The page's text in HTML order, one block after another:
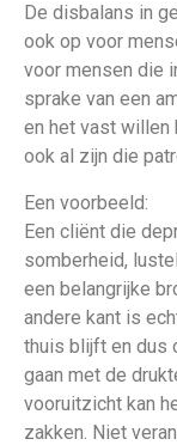
De disbalans in
ook op voor
voor mensen die
sprake van een
en het vast willen
ook al zijn die
Een voorbeeld:
Een cliënt die
somberheid,
een belangrijke
andere kant is
thuis blijft en dus
gaan met de
vooruitzicht kan
zakken. Niet